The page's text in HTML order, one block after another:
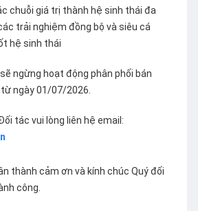
chuỗi giá trị thành hệ sinh thái đa
trải nghiệm đồng bộ và siêu cá
hệ sinh thái
ngừng hoạt động phân phối bán
ngày 01/07/2026.
tác vui lòng liên hệ email:
thành cảm ơn và kính chúc Quý đối
công.